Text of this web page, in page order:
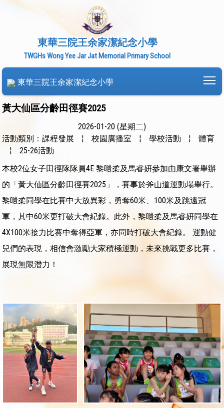
東華三院王余家潔紀念小學
TWGHs Wong Yee Jar Jat Memorial Primary School
東華三院王余家潔紀念小學
黃大仙區分齡田徑賽2025
2026-01-20 (星期二)
活動類別：課程發展
¦ 校園廣播室 ¦ 學校活動 ¦
體育
¦
25-26活動
本校2位女子田徑隊隊員4E 黎暟柔及馬睿妍參加由康文署舉辦
的「黃大仙區分齡田徑賽2025」，賽事於斧山道運動場舉行。
黎暟柔同學在比賽中大放異彩，勇奪60米、100米及跳遠冠
軍，其中60米更打破大會紀錄。此外，黎暟柔及馬睿妍同學在
4X100米接力比賽中奪得亞軍，亦同時打破大會紀錄。 運動健
兒們的表現，相信會激勵大家積極運動，未來挑戰更多比賽，
展現無限潛力！